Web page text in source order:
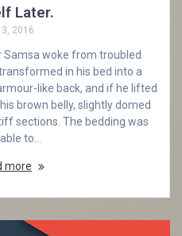
Later.
2016
Samsa woke from troubled
in his bed into a
like back, and if he lifted
brown belly, slightly domed
sections. The bedding was
to…
more